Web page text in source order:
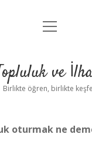
Anasayfa
Yasal Uyarı
menüyü
ve
Birlikte öğren, birlikte
oturmak ne